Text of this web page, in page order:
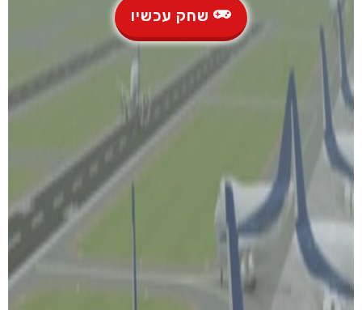
שחק עכשיו